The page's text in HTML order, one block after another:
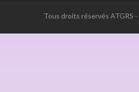
Tous droits réservés ATGRS